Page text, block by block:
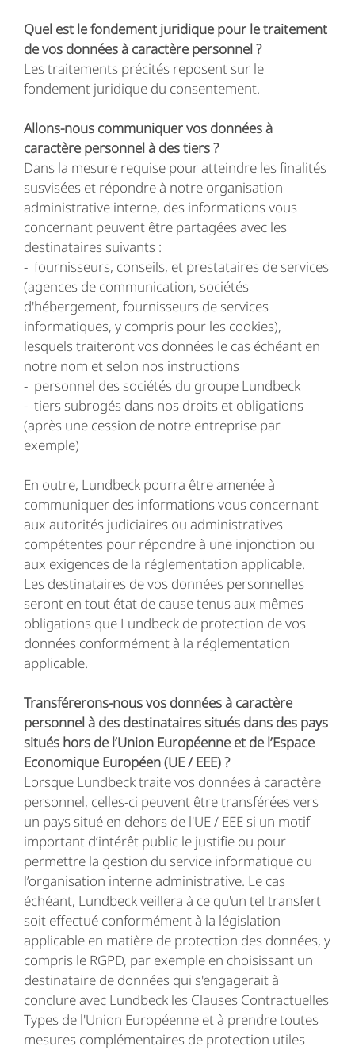
Quel est le fondement juridique pour le traitement
de vos données à caractère personnel ?
Les traitements précités reposent sur le
fondement juridique du consentement.
Allons-nous communiquer vos données à
caractère personnel à des tiers?
Dans la mesure requise pour atteindre les finalités
susvisées et répondre à notre organisation
administrative interne, des informations vous
concernant peuvent être partagées avec les
destinataires suivants :
- fournisseurs, conseils, et prestataires de services
(agences de communication, sociétés
d'hébergement, fournisseurs de services
informatiques, y compris pour les cookies),
lesquels traiteront vos données le cas échéant en
notre nom et selon nos instructions
- personnel des sociétés du groupe Lundbeck
- tiers subrogés dans nos droits et obligations
(après une cession de notre entreprise par
exemple)
En outre, Lundbeck pourra être amenée à
communiquer des informations vous concernant
aux autorités judiciaires ou administratives
compétentes pour répondre à une injonction ou
aux exigences de la réglementation applicable.
Les destinataires de vos données personnelles
seront en tout état de cause tenus aux mêmes
obligations que Lundbeck de protection de vos
données conformément à la réglementation
applicable.
Transférerons-nous vos données à caractère
personnel à des destinataires situés dans des pays
situés hors de l’Union Européenne et de l’Espace
Economique Européen (UE / EEE) ?
Lorsque Lundbeck traite vos données à caractère
personnel, celles-ci peuvent être transférées vers
un pays situé en dehors de l'UE / EEE si un motif
important d’intérêt public le justifie ou pour
permettre la gestion du service informatique ou
l’organisation interne administrative. Le cas
échéant, Lundbeck veillera à ce qu'un tel transfert
soit effectué conformément à la législation
applicable en matière de protection des données, y
compris le RGPD, par exemple en choisissant un
destinataire de données qui s'engagerait à
conclure avec Lundbeck les Clauses Contractuelles
Types de l'Union Européenne et à prendre toutes
mesures complémentaires de protection utiles